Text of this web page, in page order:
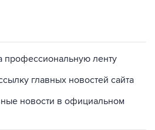
профессиональную ленту
главных новостей сайта
новости в официальном